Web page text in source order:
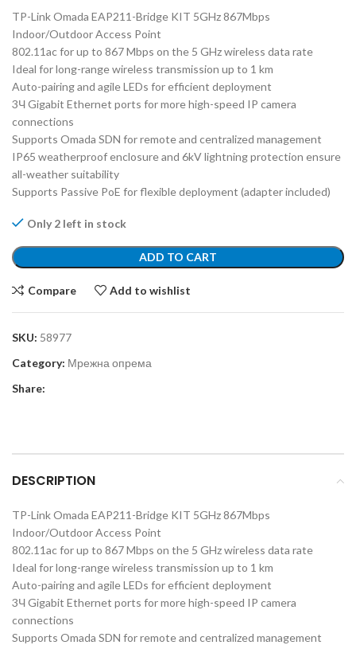
TP-Link Omada EAP211-Bridge KIT 5GHz 867Mbps
Indoor/Outdoor Access Point
802.11ac for up to 867 Mbps on the 5 GHz wireless data rate
Ideal for long-range wireless transmission up to 1 km
Auto-pairing and agile LEDs for efficient deployment
3Ч Gigabit Ethernet ports for more high-speed IP camera
connections
Supports Omada SDN for remote and centralized management
IP65 weatherproof enclosure and 6kV lightning protection ensure
all-weather suitability
Supports Passive PoE for flexible deployment (adapter included)
Only 2 left in stock
ADD TO CART
Compare Add to wishlist
SKU: 58977
Category: Мрежна опрема
Share:
DESCRIPTION
TP-Link Omada EAP211-Bridge KIT 5GHz 867Mbps
Indoor/Outdoor Access Point
802.11ac for up to 867 Mbps on the 5 GHz wireless data rate
Ideal for long-range wireless transmission up to 1 km
Auto-pairing and agile LEDs for efficient deployment
3Ч Gigabit Ethernet ports for more high-speed IP camera
connections
Supports Omada SDN for remote and centralized management